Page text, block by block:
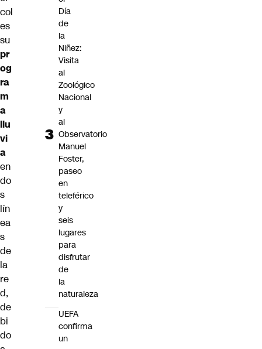
col
es
su
pr
og
ra
m
a
llu
vi
a
en
do
s
lín
ea
s
de
la
re
d,
de
bi
do
Día
de
la
Niñez:
Visita
al
Zoológico
Nacional
y
al
Observatorio
Manuel
Foster,
paseo
en
teleférico
y
seis
lugares
para
disfrutar
de
la
naturaleza
UEFA
confirma
un